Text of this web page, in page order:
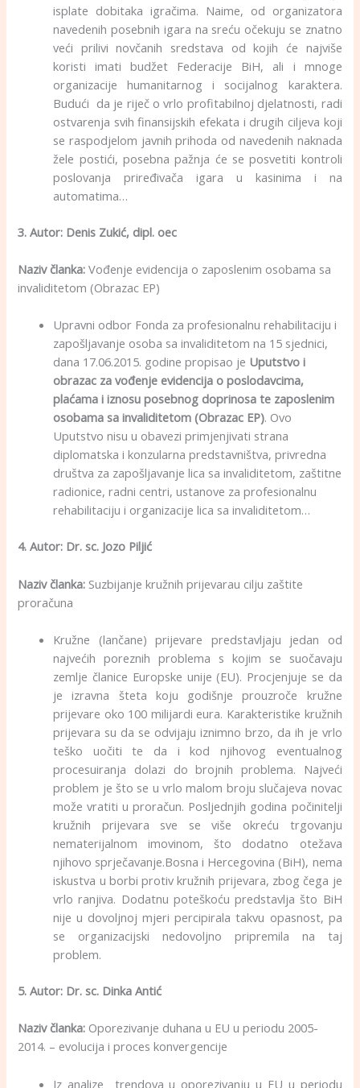
isplate dobitaka igračima. Naime, od organizatora
navedenih posebnih igara na sreću očekuju se znatno
veći prilivi novčanih sredstava od kojih će najviše
koristi imati budžet Federacije BiH, ali i mnoge
organizacije humanitarnog i socijalnog karaktera.
Budući da je riječ o vrlo profitabilnoj djelatnosti, radi
ostvarenja svih finansijskih efekata i drugih ciljeva koji
se raspodjelom javnih prihoda od navedenih naknada
žele postići, posebna pažnja će se posvetiti kontroli
poslovanja priređivača igara u kasinima i na
automatima…
3. Autor: Denis Zukić, dipl. oec
Naziv članka:Vođenje evidencija o zaposlenim osobama sa
invaliditetom (Obrazac EP)
Upravni odbor Fonda za profesionalnu rehabilitaciju i
zapošljavanje osoba sa invaliditetom na 15 sjednici,
dana 17.06.2015. godine propisao je Uputstvo i
obrazac za vođenje evidencija o poslodavcima,
plaćama i iznosu posebnog doprinosa te zaposlenim
osobama sa invaliditetom (Obrazac EP). Ovo
Uputstvo nisu u obavezi primjenjivati strana
diplomatska i konzularna predstavništva, privredna
društva za zapošljavanje lica sa invaliditetom, zaštitne
radionice, radni centri, ustanove za profesionalnu
rehabilitaciju i organizacije lica sa invaliditetom…
4. Autor: Dr. sc. Jozo Piljić
Naziv članka: Suzbijanje kružnih prijevarau cilju zaštite
proračuna
Kružne (lančane) prijevare predstavljaju jedan od
najvećih poreznih problema s kojim se suočavaju
zemlje članice Europske unije (EU). Procjenjuje se da
je izravna šteta koju godišnje prouzroče kružne
prijevare oko 100 milijardi eura. Karakteristike kružnih
prijevara su da se odvijaju iznimno brzo, da ih je vrlo
teško uočiti te da i kod njihovog eventualnog
procesuiranja dolazi do brojnih problema. Najveći
problem je što se u vrlo malom broju slučajeva novac
može vratiti u proračun. Posljednjih godina počinitelji
kružnih prijevara sve se više okreću trgovanju
nematerijalnom imovinom, što dodatno otežava
njihovo sprječavanje.Bosna i Hercegovina (BiH), nema
iskustva u borbi protiv kružnih prijevara, zbog čega je
vrlo ranjiva. Dodatnu poteškoću predstavlja što BiH
nije u dovoljnoj mjeri percipirala takvu opasnost, pa
se organizacijski nedovoljno pripremila na taj
problem.
5. Autor: Dr. sc. Dinka Antić
Naziv članka: Oporezivanje duhana u EU u periodu 2005-
2014. – evolucija i proces konvergencije
Iz analize trendova u oporezivanju u EU u periodu